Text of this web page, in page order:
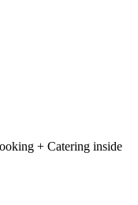
+ Catering inside